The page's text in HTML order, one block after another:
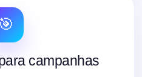
campanhas